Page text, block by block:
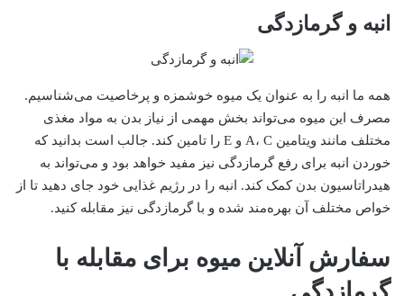
انبه و گرمازدگی
همه ما انبه را به عنوان یک میوه خوشمزه و پرخاصیت می‌شناسیم.
مصرف این میوه می‌تواند بخش مهمی از نیاز بدن به مواد مغذی
مختلف مانند ویتامین A، C و E را تامین کند. جالب است بدانید که
خوردن انبه برای رفع گرمازدگی نیز مفید خواهد بود و می‌تواند به
هیدراتاسیون بدن کمک کند. انبه را در رژیم غذایی خود جای دهید تا از
خواص مختلف آن بهره‌مند شده و با گرمازدگی نیز مقابله کنید.
سفارش آنلاین میوه برای مقابله با